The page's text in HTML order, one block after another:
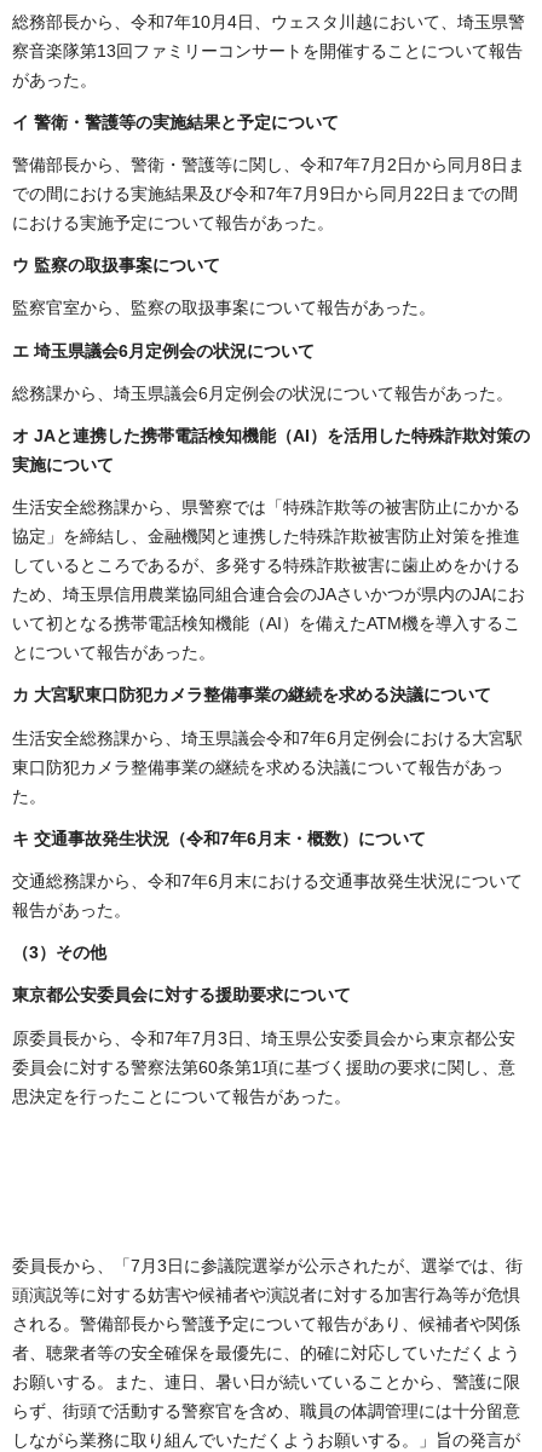
総務部長から、令和7年10月4日、ウェスタ川越において、埼玉県警
察音楽隊第13回ファミリーコンサートを開催することについて報告
があった。
イ 警衛・警護等の実施結果と予定について
警備部長から、警衛・警護等に関し、令和7年7月2日から同月8日ま
での間における実施結果及び令和7年7月9日から同月22日までの間
における実施予定について報告があった。
ウ 監察の取扱事案について
監察官室から、監察の取扱事案について報告があった。
エ 埼玉県議会6月定例会の状況について
総務課から、埼玉県議会6月定例会の状況について報告があった。
オ JAと連携した携帯電話検知機能（AI）を活用した特殊詐欺対策の
実施について
生活安全総務課から、県警察では「特殊詐欺等の被害防止にかかる
協定」を締結し、金融機関と連携した特殊詐欺被害防止対策を推進
しているところであるが、多発する特殊詐欺被害に歯止めをかける
ため、埼玉県信用農業協同組合連合会のJAさいかつが県内のJAにお
いて初となる携帯電話検知機能（AI）を備えたATM機を導入するこ
とについて報告があった。
カ 大宮駅東口防犯カメラ整備事業の継続を求める決議について
生活安全総務課から、埼玉県議会令和7年6月定例会における大宮駅
東口防犯カメラ整備事業の継続を求める決議について報告があっ
た。
キ 交通事故発生状況（令和7年6月末・概数）について
交通総務課から、令和7年6月末における交通事故発生状況について
報告があった。
（3）その他
東京都公安委員会に対する援助要求について
原委員長から、令和7年7月3日、埼玉県公安委員会から東京都公安
委員会に対する警察法第60条第1項に基づく援助の要求に関し、意
思決定を行ったことについて報告があった。
委員長から、「7月3日に参議院選挙が公示されたが、選挙では、街
頭演説等に対する妨害や候補者や演説者に対する加害行為等が危惧
される。警備部長から警護予定について報告があり、候補者や関係
者、聴衆者等の安全確保を最優先に、的確に対応していただくよう
お願いする。また、連日、暑い日が続いていることから、警護に限
らず、街頭で活動する警察官を含め、職員の体調管理には十分留意
しながら業務に取り組んでいただくようお願いする。」旨の発言が